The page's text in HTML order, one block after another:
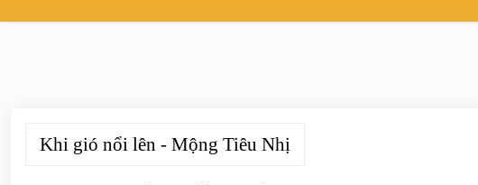
Khi gió nổi lên - Mộng Tiêu Nhị